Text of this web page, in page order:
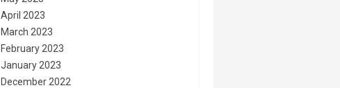
April 2023
March 2023
February 2023
January 2023
December 2022